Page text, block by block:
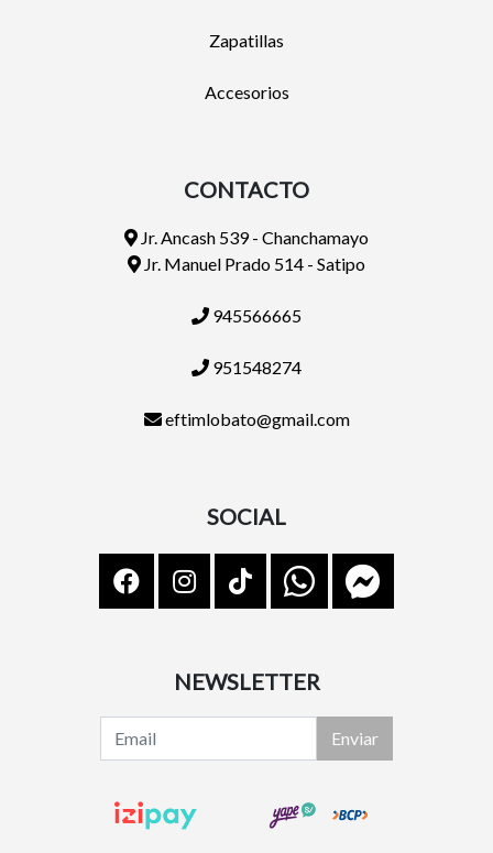
Zapatillas
Accesorios
CONTACTO
Jr. Ancash 539 - Chanchamayo
Jr. Manuel Prado 514 - Satipo
945566665
951548274
eftimlobato@gmail.com
SOCIAL
NEWSLETTER
Enviar